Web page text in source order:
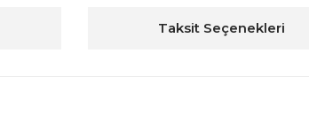
Taksit Seçenekleri